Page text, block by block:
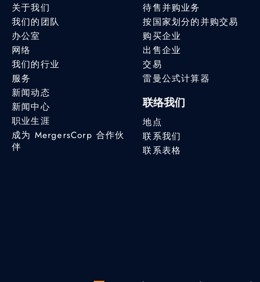
关于我们
我们的团队
办公室
网络
我们的行业
服务
新闻动态
新闻中心
职业生涯
成为 MergersCorp 合作伙
伴
待售并购业务
按国家划分的并购交易
购买企业
出售企业
交易
雷曼公式计算器
联络我们
地点
联系我们
联系表格